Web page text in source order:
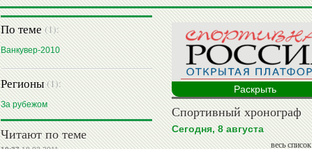
По теме(1):
Ванкувер-2010
Регионы(1):
За рубежом
Читают по теме
Раскрыть
Спортивный хронограф
Сегодня, 8 августа
весь список